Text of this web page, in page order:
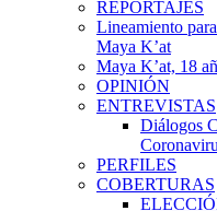
REPORTAJES
Lineamiento
Maya K’at
Maya K’at, 18
OPINIÓN
ENTREVISTAS
Diálogos
PERFILES
COBERTURAS